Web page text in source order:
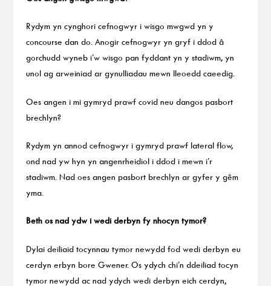
Rydym yn cynghori cefnogwyr i wisgo mwgwd yn y
concourse dan do. Anogir cefnogwyr yn gryf i ddod â
gorchudd wyneb i’w wisgo pan fyddant yn y stadiwm, yn
unol ag arweiniad ar gynulliadau mewn lleoedd caeedig.
Oes angen i mi gymryd prawf covid neu dangos pasbort
brechlyn?
Rydym yn annod cefnogwyr i gymryd prawf lateral flow,
ond nad yw hyn yn angenrheidiol i ddod i mewn i’r
stadiwm. Nad oes angen pasbort brechlyn ar gyfer y gêm
yma.
Beth os nad ydw i wedi derbyn fy nhocyn tymor?
Dylai deiliaid tocynnau tymor newydd fod wedi derbyn eu
cerdyn erbyn bore Gwener. Os ydych chi’n ddeiliad tocyn
tymor newydd ac nad ydych wedi derbyn eich cerdyn,